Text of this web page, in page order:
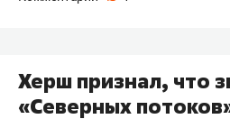
Херш признал, что
«Северных